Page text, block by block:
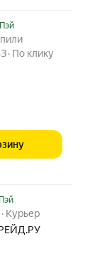
Пэй 18857 ₽ вместо
из 5
По клику
Пэй 22471 ₽ вместо
Курьер